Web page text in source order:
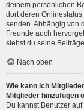
deinem persönlichen
dort deren
senden. Abhängig von
Freunde auch
siehst du seine
Nach oben
Wie kann ich
Mitglieder hinzufügen
Du kannst Benutzer